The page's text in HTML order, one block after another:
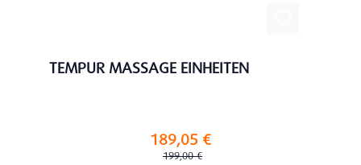
TEMPUR MASSAGE EINHEITEN
189,05 €
Regulärer Preis:
199,00 €